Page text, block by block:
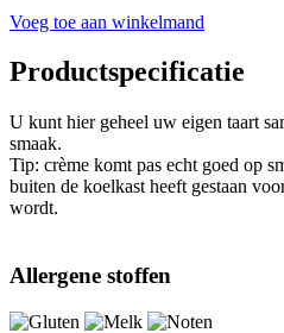
Voeg toe aan winkelmand
Productspecificatie
U kunt hier geheel uw eigen taart
smaak.
Tip: crème komt pas echt goed op
buiten de koelkast heeft gestaan
wordt.
Allergene stoffen